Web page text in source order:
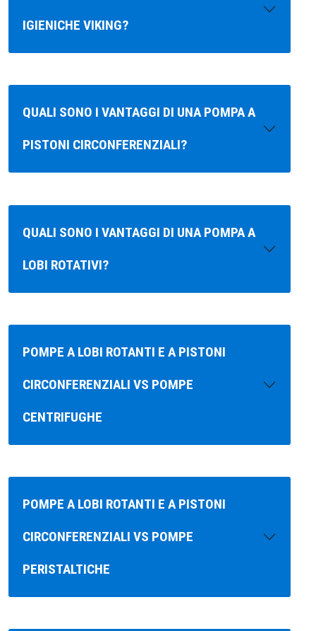
IGIENICHE VIKING?
QUALI SONO I VANTAGGI DI UNA POMPA A
PISTONI CIRCONFERENZIALI?
QUALI SONO I VANTAGGI DI UNA POMPA A
LOBI ROTATIVI?
POMPE A LOBI ROTANTI E A PISTONI
CIRCONFERENZIALI VS POMPE
CENTRIFUGHE
POMPE A LOBI ROTANTI E A PISTONI
CIRCONFERENZIALI VS POMPE
PERISTALTICHE